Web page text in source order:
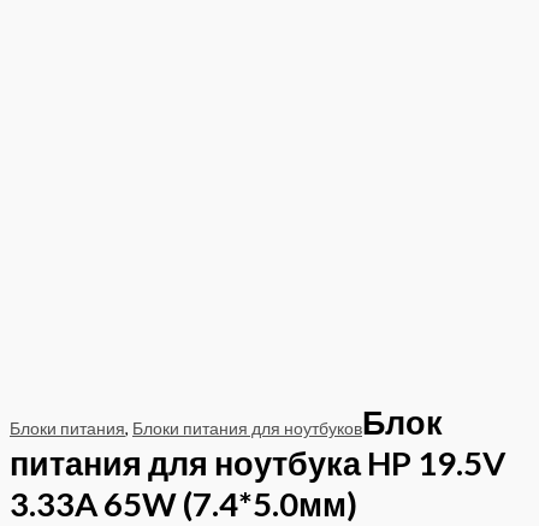
Блоки питания, Блоки питания для ноутбуковБлок
питания для ноутбука HP 19.5V
3.33A 65W (7.4*5.0мм)